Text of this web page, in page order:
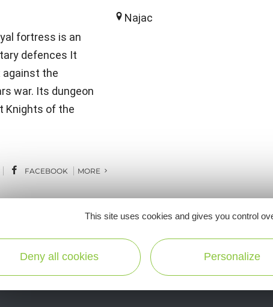
fortress is an
defences It
against the
war. Its dungeon
Knights of the
Najac
FACEBOOK MORE
Ne manquez pas notre
inspirer pour profiter
This site uses cookies and gives you control
Deny all cookies Personalize